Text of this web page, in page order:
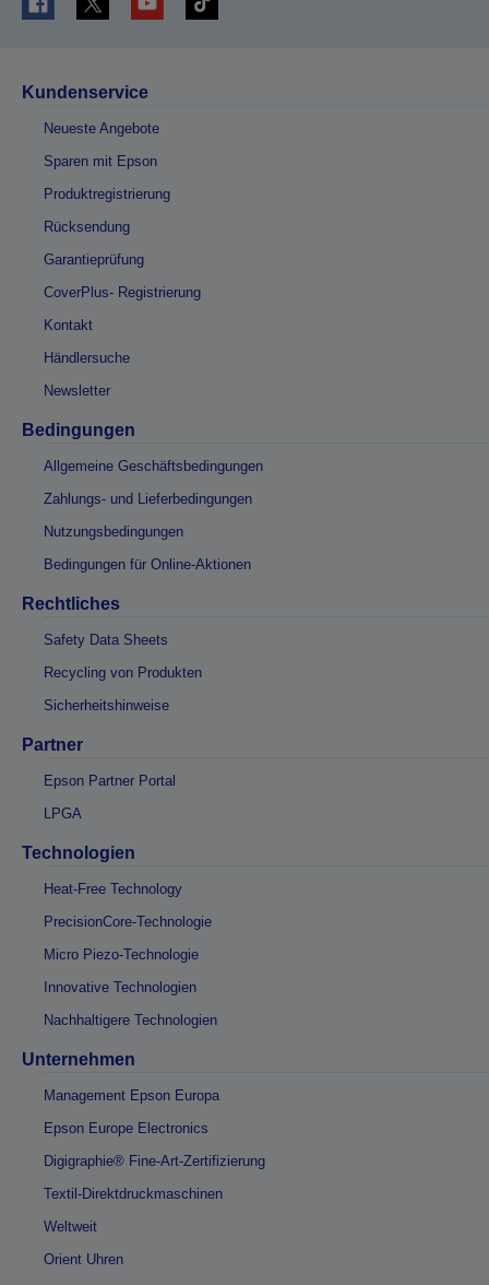
Kundenservice
Neueste Angebote
Sparen mit Epson
Produktregistrierung
Rücksendung
Garantieprüfung
CoverPlus- Registrierung
Kontakt
Händlersuche
Newsletter
Bedingungen
Allgemeine Geschäftsbedingungen
Zahlungs- und Lieferbedingungen
Nutzungsbedingungen
Bedingungen für Online-Aktionen
Rechtliches
Safety Data Sheets
Recycling von Produkten
Sicherheitshinweise
Partner
Epson Partner Portal
LPGA
Technologien
Heat-Free Technology
PrecisionCore-Technologie
Micro Piezo-Technologie
Innovative Technologien
Nachhaltigere Technologien
Unternehmen
Management Epson Europa
Epson Europe Electronics
Digigraphie® Fine-Art-Zertifizierung
Textil-Direktdruckmaschinen
Weltweit
Orient Uhren